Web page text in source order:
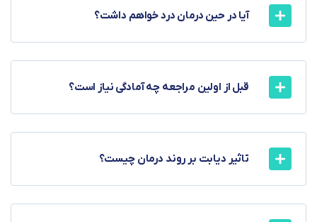
آیا در حین درمان درد خواهم داشت؟
قبل از اولین مراجعه چه آمادگی نیاز است؟
تاثیر دیابت بر روند درمان چیست؟